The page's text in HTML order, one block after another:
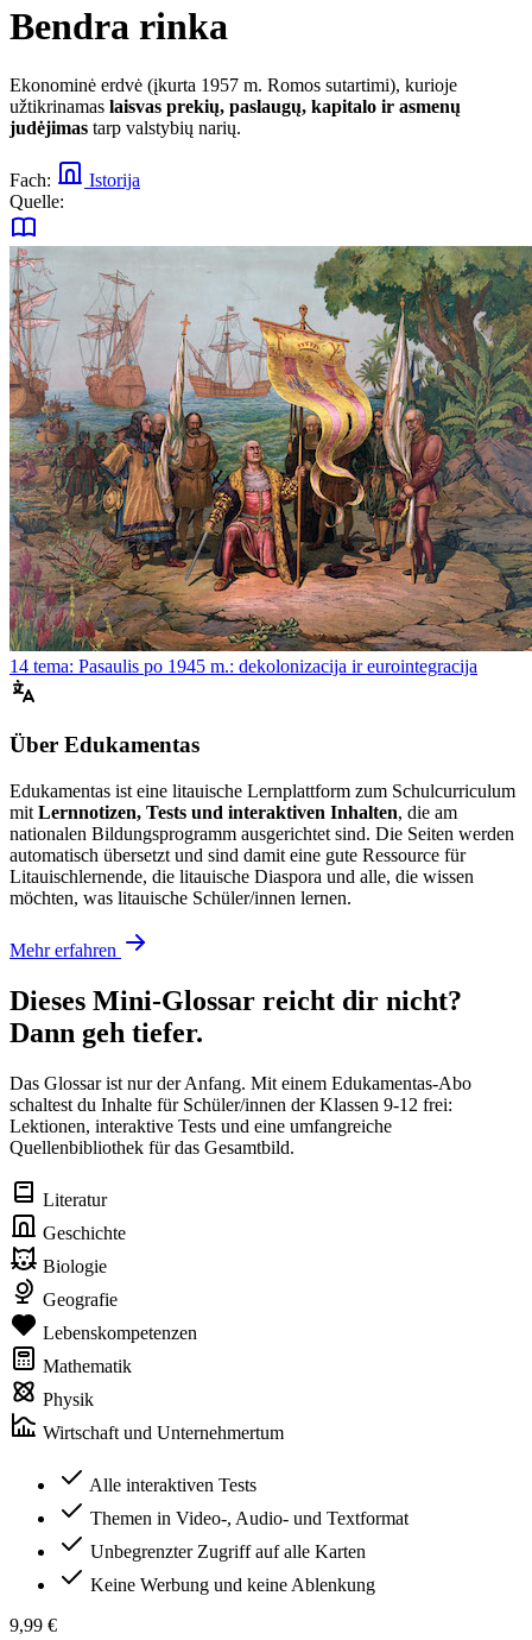
Bendra rinka
Ekonominė erdvė (įkurta 1957 m. Romos sutartimi), kurioje
užtikrinamas laisvas prekių, paslaugų, kapitalo ir asmenų
judėjimas tarp valstybių narių.
Fach:
Istorija
Quelle:
14 tema: Pasaulis po 1945 m.: dekolonizacija ir eurointegracija
Über Edukamentas
Edukamentas ist eine litauische Lernplattform zum Schulcurriculum
mit Lernnotizen, Tests und interaktiven Inhalten, die am
nationalen Bildungsprogramm ausgerichtet sind. Die Seiten werden
automatisch übersetzt und sind damit eine gute Ressource für
Litauischlernende, die litauische Diaspora und alle, die wissen
möchten, was litauische Schüler/innen lernen.
Mehr erfahren
Dieses Mini-Glossar reicht dir nicht?
Dann geh tiefer.
Das Glossar ist nur der Anfang. Mit einem Edukamentas-Abo
schaltest du Inhalte für Schüler/innen der Klassen 9-12 frei:
Lektionen, interaktive Tests und eine umfangreiche
Quellenbibliothek für das Gesamtbild.
Literatur
Geschichte
Biologie
Geografie
Lebenskompetenzen
Mathematik
Physik
Wirtschaft und Unternehmertum
Alle interaktiven Tests
Themen in Video-, Audio- und Textformat
Unbegrenzter Zugriff auf alle Karten
Keine Werbung und keine Ablenkung
9,99 €